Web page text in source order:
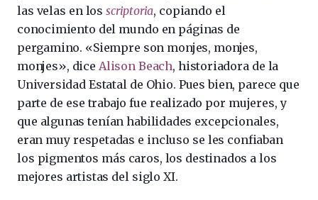
las velas en losscriptoria, copiando el
conocimiento del mundo en páginas de
pergamino. «Siempre son monjes, monjes,
monjes», diceAlison Beach, historiadora de la
Universidad Estatal de Ohio. Pues bien, parece que
parte de ese trabajo fue realizado por mujeres, y
que algunas tenían habilidades excepcionales,
eran muy respetadas e incluso se les confiaban
los pigmentos más caros, los destinados a los
mejores artistas del siglo XI.